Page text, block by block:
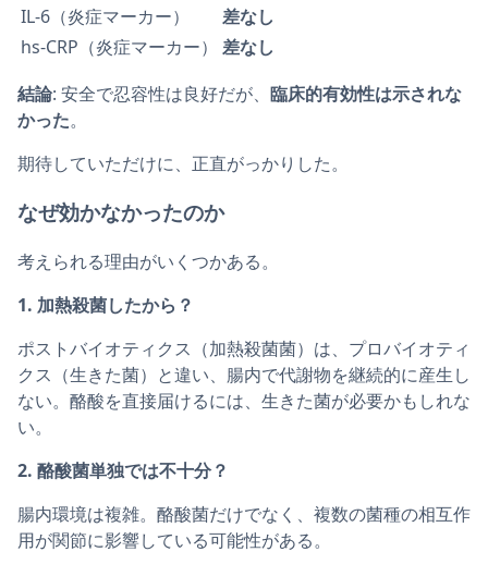
IL-6（炎症マーカー）
差なし
hs-CRP（炎症マーカー）
差なし
結論: 安全で忍容性は良好だが、 臨床的有効性は示されな
かった。
期待していただけに、正直がっかりした。
なぜ効かなかったのか
考えられる理由がいくつかある。
1. 加熱殺菌したから？
ポストバイオティクス（加熱殺菌菌）は、プロバイオティ
クス（生きた菌）と違い、腸内で代謝物を継続的に産生し
ない。酪酸を直接届けるには、生きた菌が必要かもしれな
い。
2. 酪酸菌単独では不十分？
腸内環境は複雑。酪酸菌だけでなく、複数の菌種の相互作
用が関節に影響している可能性がある。